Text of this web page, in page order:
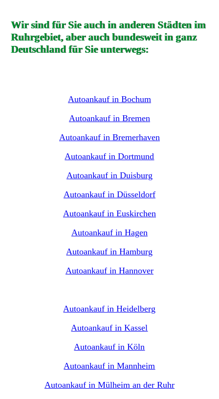
Wir sind für Sie auch in anderen Städten im
Ruhrgebiet, aber auch bundesweit in ganz
Deutschland für Sie unterwegs:
Autoankauf in Bochum
Autoankauf in Bremen
Autoankauf in Bremerhaven
Autoankauf in Dortmund
Autoankauf in Duisburg
Autoankauf in Düsseldorf
Autoankauf in Euskirchen
Autoankauf in Hagen
Autoankauf in Hamburg
Autoankauf in Hannover
Autoankauf in Heidelberg
Autoankauf in Kassel
Autoankauf in Köln
Autoankauf in Mannheim
Autoankauf in Mülheim an der Ruhr